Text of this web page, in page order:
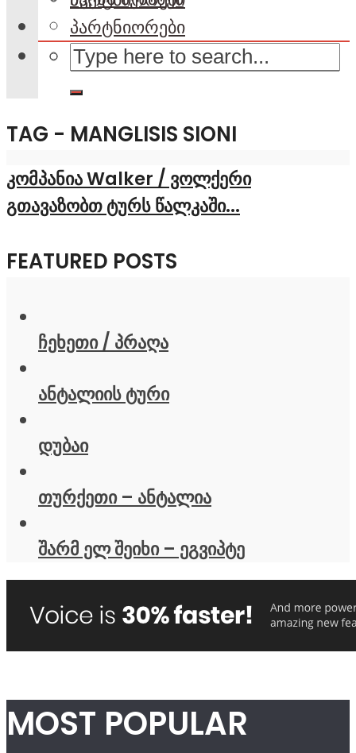
პარტნიორები
TAG - MANGLISIS SIONI
კომპანია Walker / ვოლქერი
გთავაზობთ ტურს წალკაში...
FEATURED POSTS
ჩეხეთი / პრაღა
ანტალიის ტური
დუბაი
თურქეთი – ანტალია
შარმ ელ შეიხი – ეგვიპტე
MOST POPULAR